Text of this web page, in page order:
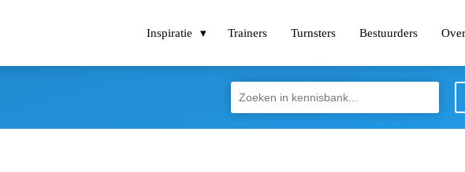
Inspiratie Trainers Turnsters Bestuurders